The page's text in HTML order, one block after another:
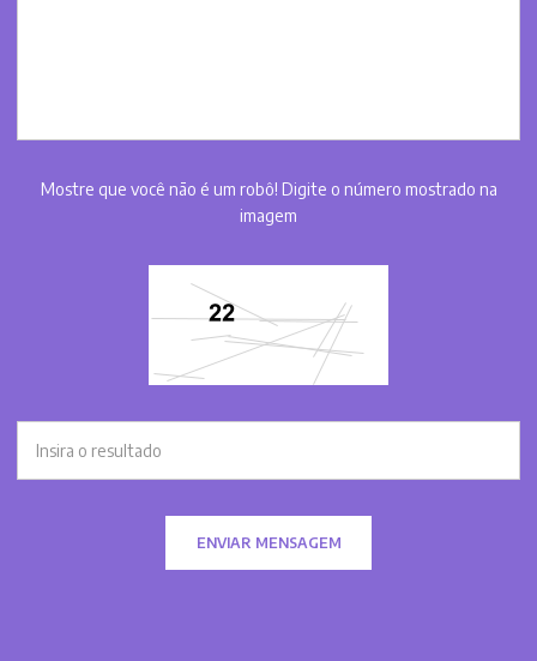
Mostre que você não é um robô! Digite o número mostrado na
imagem
ENVIAR MENSAGEM